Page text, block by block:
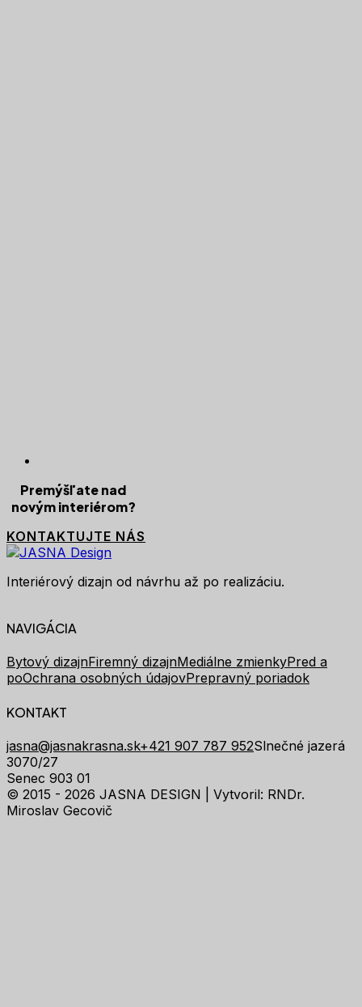
Premýšľate nad
novým interiérom?
KONTAKTUJTE NÁS
Interiérový dizajn od návrhu až po realizáciu.
NAVIGÁCIA
Bytový dizajnFiremný dizajnMediálne zmienkyPred a
poOchrana osobných údajovPrepravný poriadok
KONTAKT
jasna@jasnakrasna.sk+421 907 787 952Slnečné jazerá
3070/27
Senec 903 01
© 2015 - 2026 JASNA DESIGN | Vytvoril: RNDr.
Miroslav Gecovič